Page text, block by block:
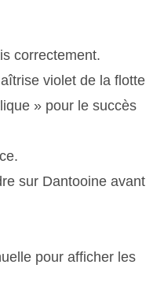
correctement.
violet de la flotte
» pour le succès
sur Dantooine avant
pour afficher les